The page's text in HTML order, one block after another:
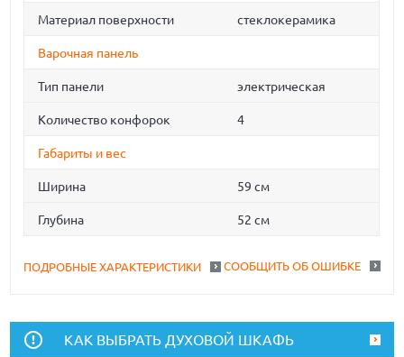
Материал поверхности стеклокерамика
Варочная панель
Тип панели электрическая
Количество конфорок 4
Габариты и вес
Ширина 59 см
Глубина 52 см
СООБЩИТЬ ОБ ОШИБКЕ
ПОДРОБНЫЕ ХАРАКТЕРИСТИКИ
КАК ВЫБРАТЬ ДУХОВОЙ ШКАФЬ